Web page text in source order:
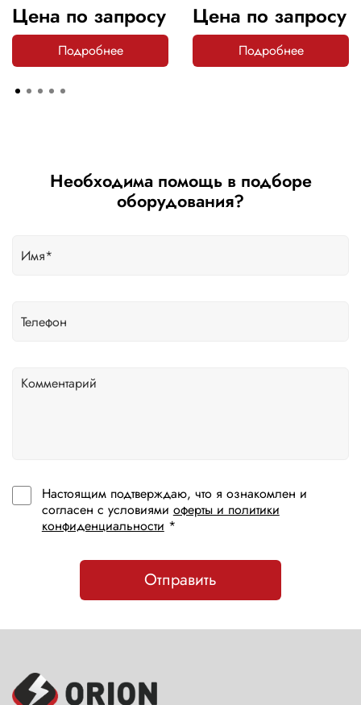
Цена по запросу
Подробнее
Цена по запросу
Подробнее
Необходима помощь в подборе
оборудования?
Настоящим подтверждаю, что я ознакомлен и
согласен с условиями оферты и политики
конфиденциальности *
Отправить